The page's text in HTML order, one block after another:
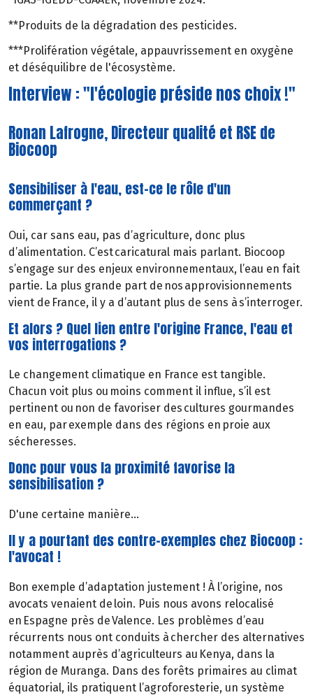
**Produits de la dégradation des pesticides.
***Prolifération végétale, appauvrissement en oxygène
et déséquilibre de l'écosystème.
Interview : "l'écologie préside nos choix !"
Ronan Lafrogne, Directeur qualité et RSE de
Biocoop
Sensibiliser à l'eau, est-ce le rôle d'un
commerçant ?
Oui, car sans eau, pas d’agriculture, donc plus
d’alimentation. C’est caricatural mais parlant. Biocoop
s’engage sur des enjeux environnementaux, l’eau en fait
partie. La plus grande part de nos approvisionnements
vient de France, il y a d’autant plus de sens à s’interroger.
Et alors ? Quel lien entre l'origine France, l'eau et
vos interrogations ?
Le changement climatique en France est tangible.
Chacun voit plus ou moins comment il influe, s’il est
pertinent ou non de favoriser des cultures gourmandes
en eau, par exemple dans des régions en proie aux
sécheresses.
Donc pour vous la proximité favorise la
sensibilisation ?
D'une certaine manière...
Il y a pourtant des contre-exemples chez Biocoop :
l'avocat !
Bon exemple d’adaptation justement ! À l’origine, nos
avocats venaient de loin. Puis nous avons relocalisé
en Espagne près de Valence. Les problèmes d’eau
récurrents nous ont conduits à chercher des alternatives
notamment auprès d’agriculteurs au Kenya, dans la
région de Muranga. Dans des forêts primaires au climat
équatorial, ils pratiquent l’agroforesterie, un système